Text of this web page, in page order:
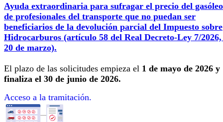
Ayuda extraordinaria para sufragar el precio del gasóleo
de profesionales del transporte que no puedan ser
beneficiarios de la devolución parcial del Impuesto sobre
Hidrocarburos (artículo 58 del Real Decreto-Ley 7/2026,
20 de marzo).
El plazo de las solicitudes empieza el 1 de mayo de 2026 y
finaliza el 30 de junio de 2026.
Acceso a la tramitación.